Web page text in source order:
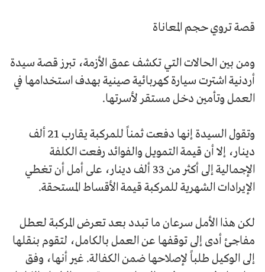
قصة تروي حجم المعاناة
ومن بين الحالات التي تكشف عمق الأزمة، تبرز قصة سيدة
أردنية اشترت سيارة كهربائية صينية بهدف استخدامها في
العمل وتأمين دخل مستقر لأسرتها.
وتقول السيدة إنها دفعت ثمناً للمركبة يقارب 21 ألف
دينار، إلا أن قيمة التمويل والفوائد رفعت الكلفة
الإجمالية إلى أكثر من 33 ألف دينار، على أمل أن تغطي
الإيرادات الشهرية للمركبة قيمة الأقساط المستحقة.
لكن هذا الأمل سرعان ما تبدد بعد تعرض المركبة لعطل
مفاجئ أدى إلى توقفها عن العمل بالكامل، لتقوم بنقلها
إلى الوكيل طلباً لإصلاحها ضمن الكفالة. غير أنها، وفق